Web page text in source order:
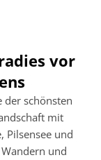
vor
der schönsten
mit
Pilsensee und
und